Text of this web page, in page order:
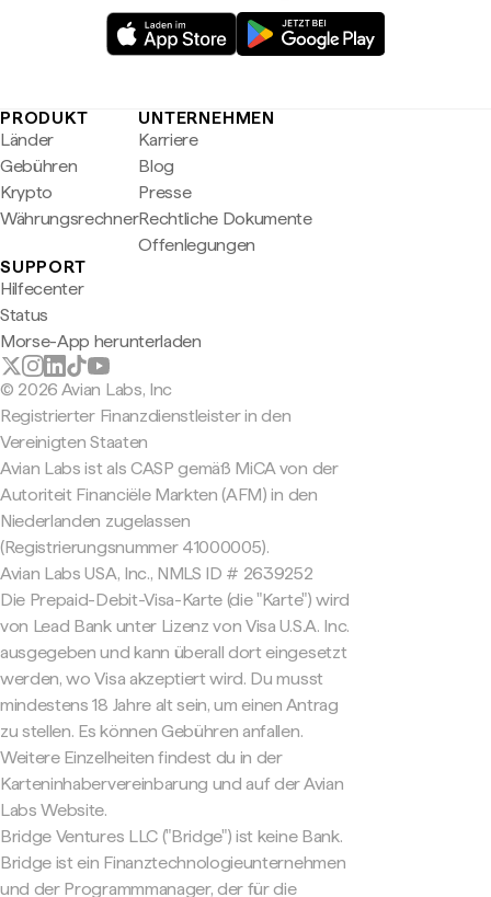
PRODUKT
Länder
Gebühren
Krypto
Währungsrechner
UNTERNEHMEN
Karriere
Blog
Presse
Rechtliche Dokumente
Offenlegungen
SUPPORT
Hilfecenter
Status
Morse-App herunterladen
© 2026 Avian Labs, Inc
Registrierter Finanzdienstleister in den
Vereinigten Staaten
Avian Labs ist als CASP gemäß MiCA von der
Autoriteit Financiële Markten (AFM) in den
Niederlanden zugelassen
(Registrierungsnummer 41000005).
Avian Labs USA, Inc., NMLS ID # 2639252
Die Prepaid-Debit-Visa-Karte (die "Karte") wird
von Lead Bank unter Lizenz von Visa U.S.A. Inc.
ausgegeben und kann überall dort eingesetzt
werden, wo Visa akzeptiert wird. Du musst
mindestens 18 Jahre alt sein, um einen Antrag
zu stellen. Es können Gebühren anfallen.
Weitere Einzelheiten findest du in der
Karteninhabervereinbarung und auf der Avian
Labs Website.
Bridge Ventures LLC ("Bridge") ist keine Bank.
Bridge ist ein Finanztechnologieunternehmen
und der Programmmanager, der für die